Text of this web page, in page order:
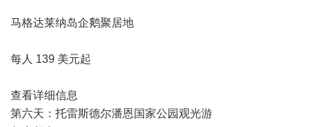
马格达莱纳岛企鹅聚居地
每人 139 美元起
查看详细信息
第六天：托雷斯德尔潘恩国家公园观光游